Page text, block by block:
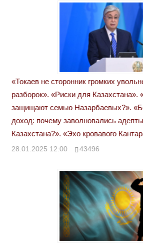
«Токаев не сторонник громких
разборок». «Риски для Казахстана».
защищают семью Назарбаевых?».
доход: почему заволновались
Казахстана?». «Эхо кровавого
28.01.2025 12:00 43496